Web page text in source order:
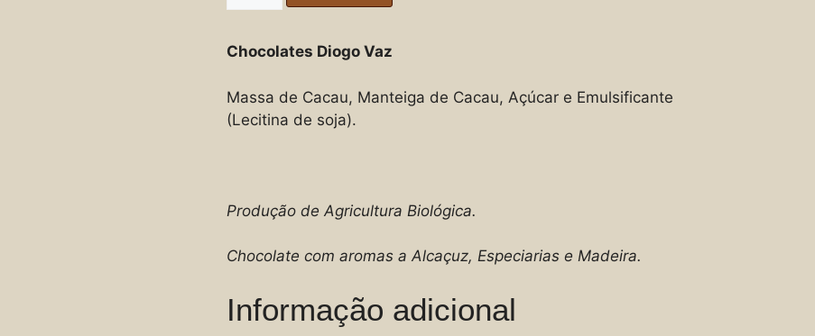
Chocolates Diogo Vaz
Massa de Cacau, Manteiga de Cacau, Açúcar e Emulsificante
(Lecitina de soja).
Produção de Agricultura Biológica.
Chocolate com aromas a Alcaçuz, Especiarias e Madeira.
Informação adicional